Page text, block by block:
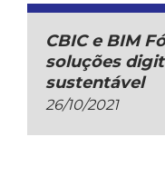
CBIC e BIM
soluções
sustentável
26/10/2021